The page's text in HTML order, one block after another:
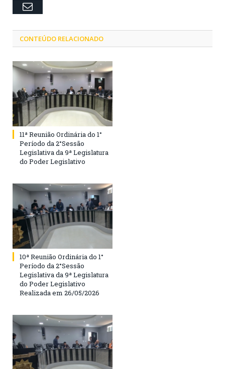
Email
CONTEÚDO RELACIONADO
11ª Reunião Ordinária do 1°
Período da 2°Sessão
Legislativa da 9ª Legislatura
do Poder Legislativo
10ª Reunião Ordinária do 1°
Período da 2°Sessão
Legislativa da 9ª Legislatura
do Poder Legislativo
Realizada em 26/05/2026